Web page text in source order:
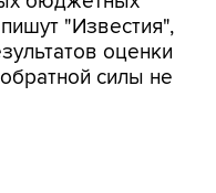
"Известия",
оценки
силы не